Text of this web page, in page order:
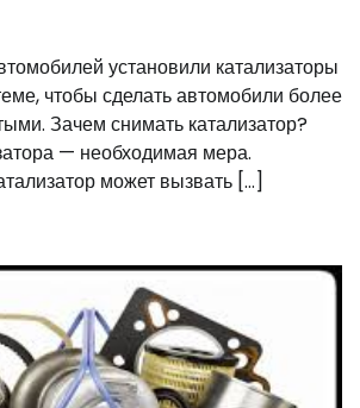
установили катализаторы
чтобы сделать автомобили более
Зачем снимать катализатор?
— необходимая мера.
может вызвать […]